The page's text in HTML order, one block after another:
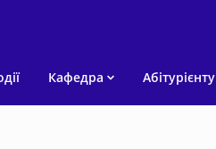
Кафедра Абітурієнту